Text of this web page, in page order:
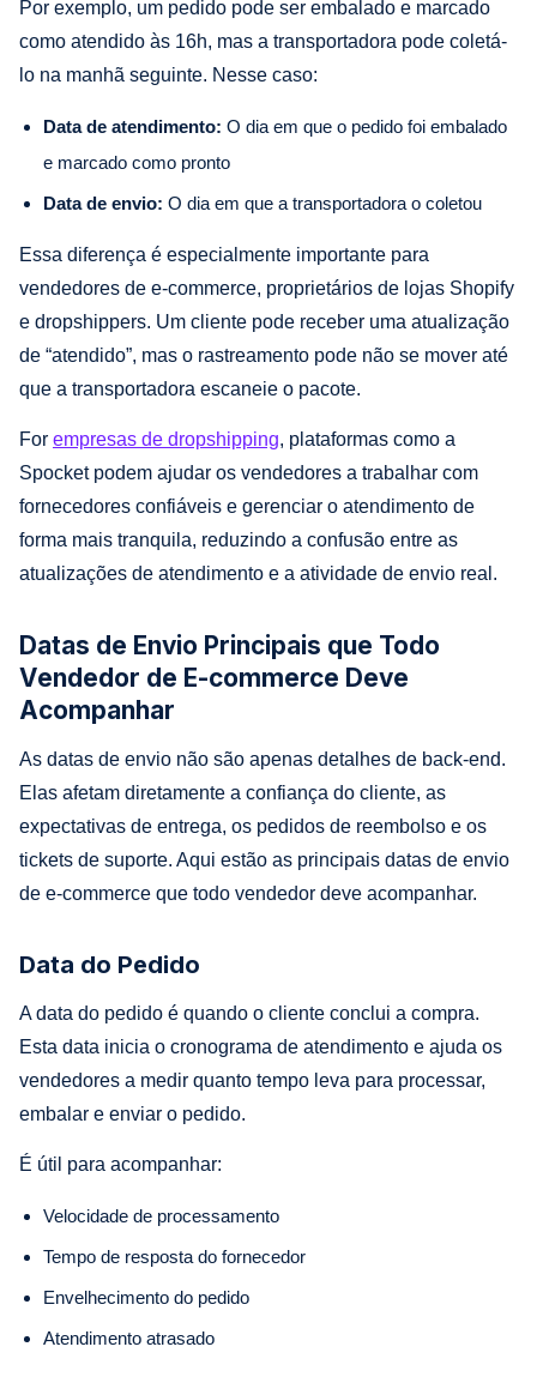
Por exemplo, um pedido pode ser embalado e marcado
como atendido às 16h, mas a transportadora pode coletá-
lo na manhã seguinte. Nesse caso:
Data de atendimento: O dia em que o pedido foi embalado
e marcado como pronto
Data de envio: O dia em que a transportadora o coletou
Essa diferença é especialmente importante para
vendedores de e-commerce, proprietários de lojas Shopify
e dropshippers. Um cliente pode receber uma atualização
de “atendido”, mas o rastreamento pode não se mover até
que a transportadora escaneie o pacote.
For empresas de dropshipping, plataformas como a
Spocket podem ajudar os vendedores a trabalhar com
fornecedores confiáveis e gerenciar o atendimento de
forma mais tranquila, reduzindo a confusão entre as
atualizações de atendimento e a atividade de envio real.
Datas de Envio Principais que Todo
Vendedor de E-commerce Deve
Acompanhar
As datas de envio não são apenas detalhes de back-end.
Elas afetam diretamente a confiança do cliente, as
expectativas de entrega, os pedidos de reembolso e os
tickets de suporte. Aqui estão as principais datas de envio
de e-commerce que todo vendedor deve acompanhar.
Data do Pedido
A data do pedido é quando o cliente conclui a compra.
Esta data inicia o cronograma de atendimento e ajuda os
vendedores a medir quanto tempo leva para processar,
embalar e enviar o pedido.
É útil para acompanhar:
Velocidade de processamento
Tempo de resposta do fornecedor
Envelhecimento do pedido
Atendimento atrasado